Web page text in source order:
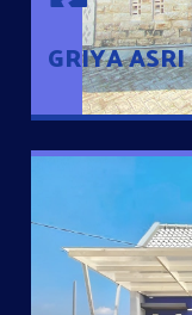
GRIYA
SURYA